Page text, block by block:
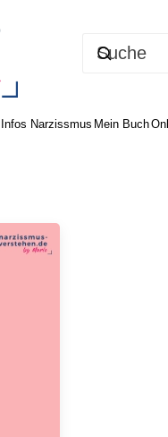
Infos Narzissmus Mein Buch